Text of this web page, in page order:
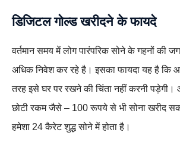
डिजिटल गोल्डखरीदने के फायदे
वर्तमान समय में लोग पारंपरिक सोने के गहनों की
अधिक निवेश कर रहे है। इसका फायदा यह है कि
तरह इसे घर पर रखने की चिंता नहीं करनी पड़ेगी।
छोटी रकम जैसे – 100 रूपये से भी सोना खरीद
हमेशा 24 कैरेट शुद्ध सोने में होता है।